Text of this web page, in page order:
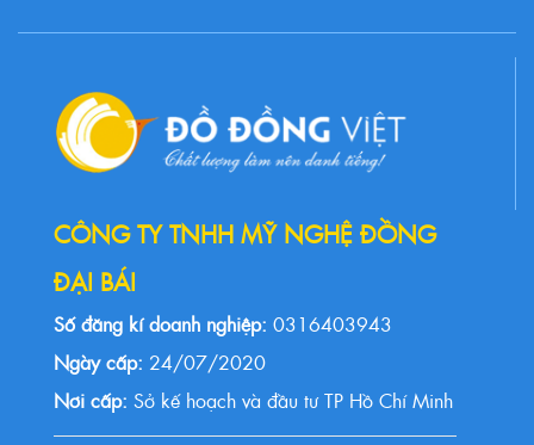
CÔNG TY TNHH MỸ NGHỆ ĐỒNG
ĐẠI BÁI
Số đăng kí doanh nghiệp: 0316403943
Ngày cấp: 24/07/2020
Nơi cấp: Sở kế hoạch và đầu tư TP Hồ Chí Minh